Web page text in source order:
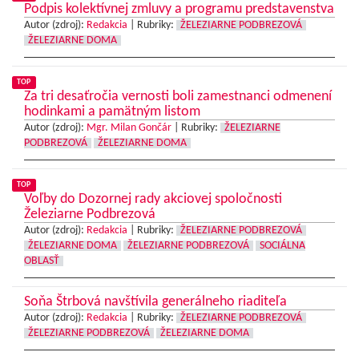
Podpis kolektívnej zmluvy a programu predstavenstva
Autor (zdroj): Redakcia Rubriky:
ŽELEZIARNE PODBREZOVÁ
ŽELEZIARNE DOMA
TOP
Za tri desaťročia vernosti boli zamestnanci odmenení
hodinkami a pamätným listom
Autor (zdroj): Mgr. Milan Gončár Rubriky:
ŽELEZIARNE
PODBREZOVÁ
ŽELEZIARNE DOMA
TOP
Voľby do Dozornej rady akciovej spoločnosti
Železiarne Podbrezová
Autor (zdroj): Redakcia Rubriky:
ŽELEZIARNE PODBREZOVÁ
ŽELEZIARNE DOMA
ŽELEZIARNE PODBREZOVÁ
SOCIÁLNA
OBLASŤ
Soňa Štrbová navštívila generálneho riaditeľa
Autor (zdroj): Redakcia Rubriky:
ŽELEZIARNE PODBREZOVÁ
ŽELEZIARNE PODBREZOVÁ
ŽELEZIARNE DOMA